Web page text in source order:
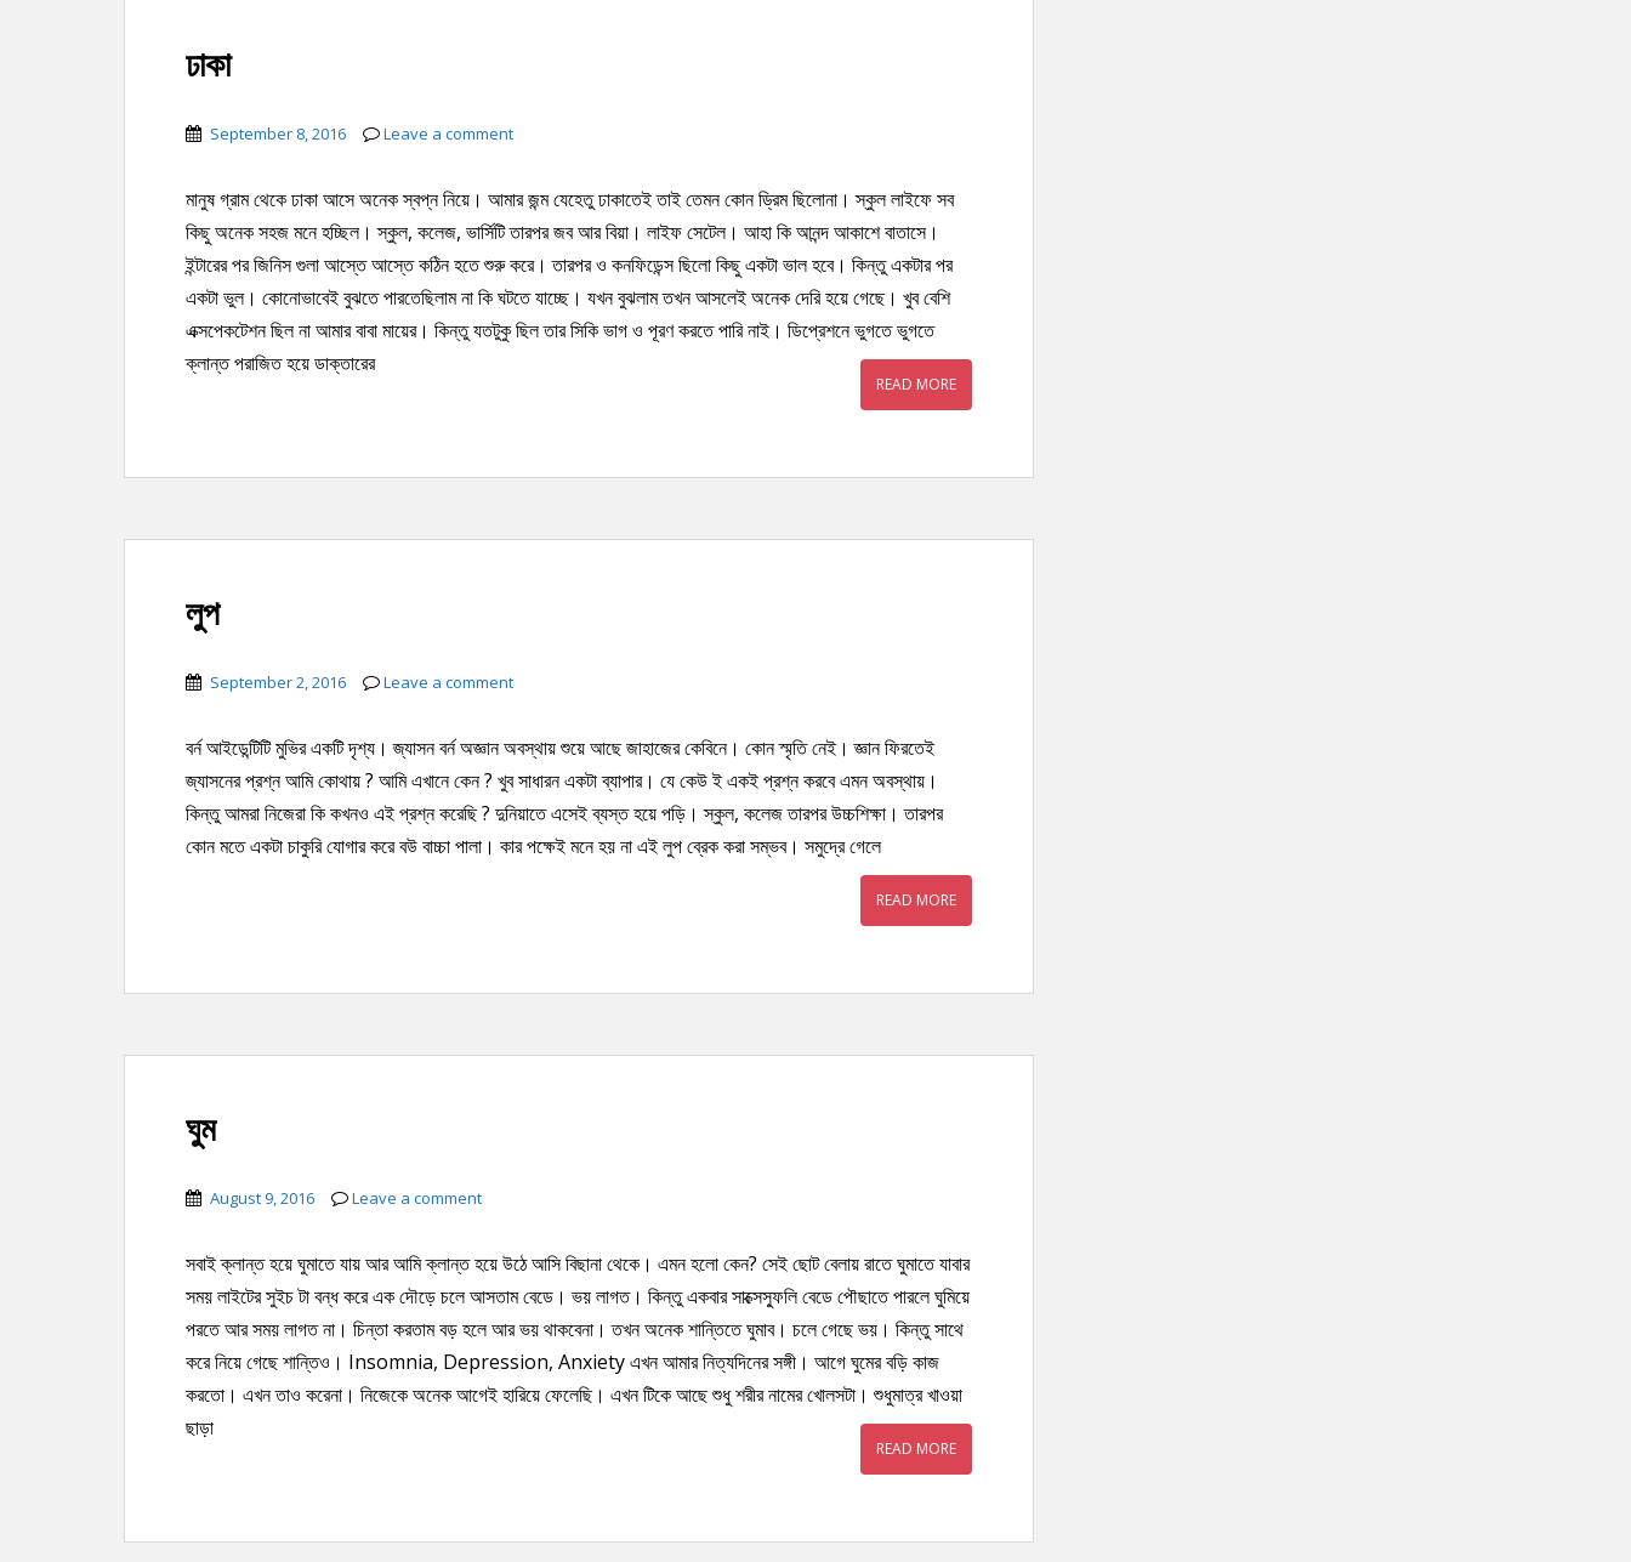
ঢাকা
September 8, 2016 Leave a comment
মানুষ গ্রাম থেকে ঢাকা আসে অনেক স্বপ্ন নিয়ে। আমার জন্ম যেহেতু ঢাকাতেই তাই তেমন কোন ড্রিম ছিলোনা। স্কুল লাইফে সব
কিছু অনেক সহজ মনে হচ্ছিল। স্কুল, কলেজ, ভার্সিটি তারপর জব আর বিয়া। লাইফ সেটেল। আহা কি আনন্দ আকাশে বাতাসে।
ইন্টারের পর জিনিস গুলা আস্তে আস্তে কঠিন হতে শুরু করে। তারপর ও কনফিডেন্স ছিলো কিছু একটা ভাল হবে। কিন্তু একটার পর
একটা ভুল। কোনোভাবেই বুঝতে পারতেছিলাম না কি ঘটতে যাচ্ছে। যখন বুঝলাম তখন আসলেই অনেক দেরি হয়ে গেছে। খুব বেশি
এক্সপেকটেশন ছিল না আমার বাবা মায়ের। কিন্তু যতটুকু ছিল তার সিকি ভাগ ও পূরণ করতে পারি নাই। ডিপ্রেশনে ভুগতে ভুগতে
ক্লান্ত পরাজিত হয়ে ডাক্তারের
READ MORE
লুপ
September 2, 2016 Leave a comment
বর্ন আইডেন্টিটি মুভির একটি দৃশ্য। জ্যাসন বর্ন অজ্ঞান অবস্থায় শুয়ে আছে জাহাজের কেবিনে। কোন স্মৃতি নেই। জ্ঞান ফিরতেই
জ্যাসনের প্রশ্ন আমি কোথায় ? আমি এখানে কেন ? খুব সাধারন একটা ব্যাপার। যে কেউ ই একই প্রশ্ন করবে এমন অবস্থায়।
কিন্তু আমরা নিজেরা কি কখনও এই প্রশ্ন করেছি ? দুনিয়াতে এসেই ব্যস্ত হয়ে পড়ি। স্কুল, কলেজ তারপর উচ্চশিক্ষা। তারপর
কোন মতে একটা চাকুরি যোগার করে বউ বাচ্চা পালা। কার পক্ষেই মনে হয় না এই লুপ ব্রেক করা সম্ভব। সমুদ্রে গেলে
READ MORE
ঘুম
August 9, 2016 Leave a comment
সবাই ক্লান্ত হয়ে ঘুমাতে যায় আর আমি ক্লান্ত হয়ে উঠে আসি বিছানা থেকে। এমন হলো কেন? সেই ছোট বেলায় রাতে ঘুমাতে যাবার
সময় লাইটের সুইচ টা বন্ধ করে এক দৌড়ে চলে আসতাম বেডে। ভয় লাগত। কিন্তু একবার সাক্সেস্ফুলি বেডে পৌছাতে পারলে ঘুমিয়ে
পরতে আর সময় লাগত না। চিন্তা করতাম বড় হলে আর ভয় থাকবেনা। তখন অনেক শান্তিতে ঘুমাব। চলে গেছে ভয়। কিন্তু সাথে
করে নিয়ে গেছে শান্তিও। Insomnia, Depression, Anxiety এখন আমার নিত্যদিনের সঙ্গী। আগে ঘুমের বড়ি কাজ
করতো। এখন তাও করেনা। নিজেকে অনেক আগেই হারিয়ে ফেলেছি। এখন টিকে আছে শুধু শরীর নামের খোলসটা। শুধুমাত্র খাওয়া
ছাড়া
READ MORE